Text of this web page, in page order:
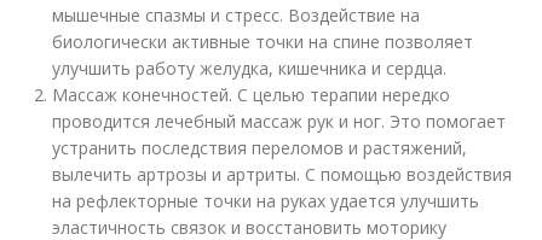
мышечные спазмы и стресс. Воздействие на
биологически активные точки на спине позволяет
улучшить работу желудка, кишечника и сердца.
Массаж конечностей. С целью терапии нередко
проводится лечебный массаж рук и ног. Это помогает
устранить последствия переломов и растяжений,
вылечить артрозы и артриты. С помощью воздействия
на рефлекторные точки на руках удается улучшить
эластичность связок и восстановить моторику